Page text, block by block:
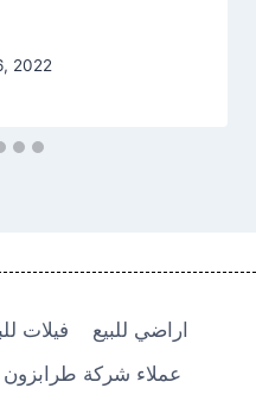
2022
فيلات
اراضي للبيع
عملاء شركة طرابزون